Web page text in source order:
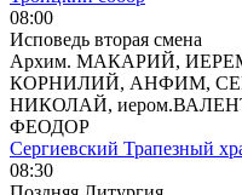
08:00
Исповедь вторая смена
Архим. МАКАРИЙ,
КОРНИЛИЙ, АНФИМ,
НИКОЛАЙ,
ФЕОДОР
Сергиевский Трапезный
08:30